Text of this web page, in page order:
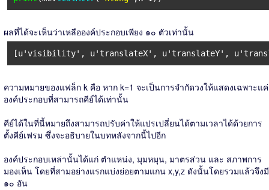
ผลที่ได้จะเห็นว่าเหลือองค์ประกอบเพียง ๑๐ ตัวเท่านั้น
[u'visibility', u'translateX', u'translateY',
ความหมายของแฟล็ก k คือ หาก k=1 จะเป็นการจำกัดวงให้แสดงเฉพาะแค่
องค์ประกอบที่สามารถคีย์ได้เท่านั้น
คีย์ได้ในที่นี้หมายถึงสามารถปรับค่าให้แปรเปลี่ยนได้ตามเวลาได้ด้วยการ
ตั้งคีย์เฟรม ซึ่งจะอธิบายในบทหลังจากนี้ไปอีก
องค์ประกอบเหล่านั้นได้แก่ ตำแหน่ง, มุมหมุน, มาตรส่วน และ สภาพการ
มองเห็น โดยที่สามอย่างแรกแบ่งย่อยตามแกน x,y,z ดังนั้นโดยรวมแล้วจึงมี
๑๐ อัน